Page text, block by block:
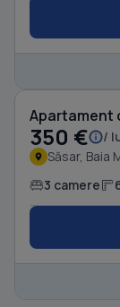
Apartament
350 € /
Săsar, Baia
3 camere